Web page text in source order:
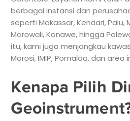
berbagai instansi dan
seperti Makassar, Kendari, Palu,
Morowali, Konawe, hingga
itu, kami juga menjangkau
Morosi, IMIP, Pomalaa, dan area
Kenapa Pilih